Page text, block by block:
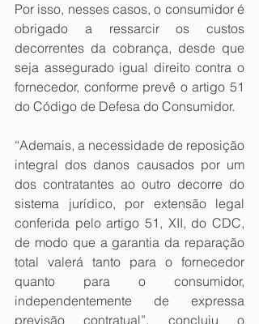
Por isso, nesses casos, o consumidor é
obrigado a ressarcir os custos
decorrentes da cobrança, desde que
seja assegurado igual direito contra o
fornecedor, conforme prevê o artigo 51
do Código de Defesa do Consumidor.
“Ademais, a necessidade de reposição
integral dos danos causados por um
dos contratantes ao outro decorre do
sistema jurídico, por extensão legal
conferida pelo artigo 51, XII, do CDC,
de modo que a garantia da reparação
total valerá tanto para o fornecedor
quanto para o consumidor,
independentemente de expressa
previsão contratual”, concluiu o